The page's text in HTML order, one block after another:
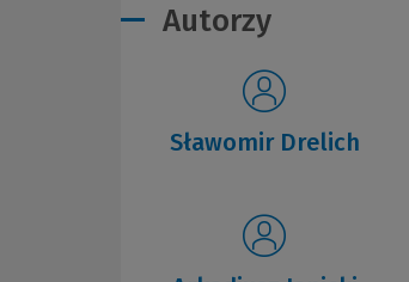
Autorzy
Sławomir Drelich